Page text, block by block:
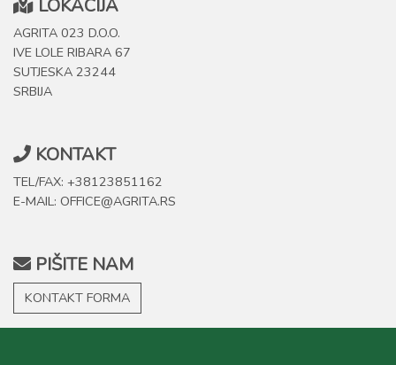
LOKACIJA
AGRITA 023 D.O.O.
IVE LOLE RIBARA 67
SUTJESKA 23244
SRBIJA
KONTAKT
TEL/FAX: +38123851162
E-MAIL: OFFICE@AGRITA.RS
PIŠITE NAM
KONTAKT FORMA